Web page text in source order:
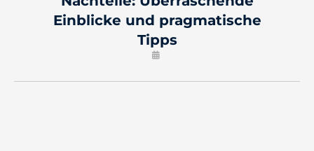
Einblicke und pragmatische
Tipps